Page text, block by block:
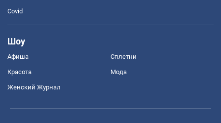
Covid
Шоу
Афиша Сплетни
Красота Мода
Женский Журнал